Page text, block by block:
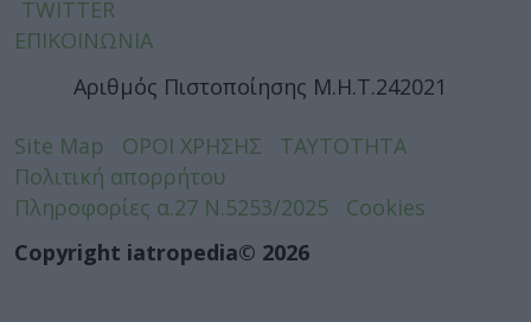
TWITTER
ΕΠΙΚΟΙΝΩΝΙΑ
Αριθμός Πιστοποίησης Μ.Η.Τ.242021
Site Map ΟΡΟΙ ΧΡΗΣΗΣ
ΤΑΥΤΟΤΗΤΑ
Πολιτική απορρήτου
Πληροφορίες α.27 Ν.5253/2025
Cookies
Copyright iatropedia© 2026